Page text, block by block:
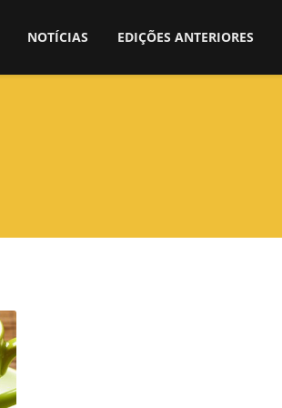
NOTÍCIAS EDIÇÕES ANTERIORES